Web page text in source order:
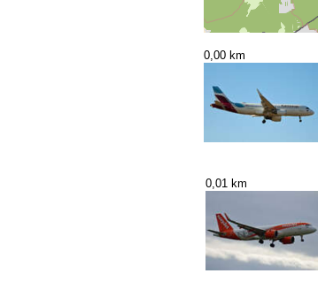
0,00 km
0,01 km